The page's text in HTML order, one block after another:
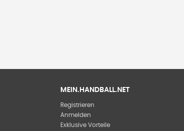
MEIN.HANDBALL.NET
Registrieren
Anmelden
Exklusive Vorteile